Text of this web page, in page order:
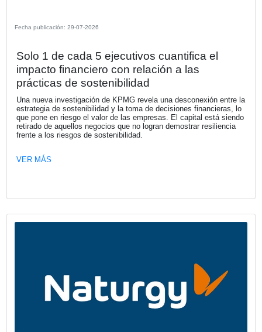
Grupo, con un crecimiento de primas en la mayoría de
mercados y una sólida rentabilidad técnica en Brasil,
México.
VER MÁS